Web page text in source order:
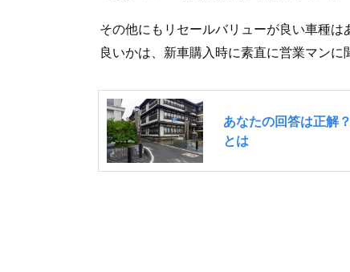
その他にもリセールバリューが良い車種
良いかは、新車購入時に素直に営業マンに